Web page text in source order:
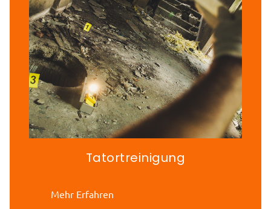
Tatortreinigung
Mehr Erfahren